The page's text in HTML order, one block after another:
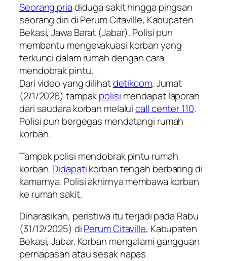
Seorang priadiduga sakit hingga pingsan
seorang diri di Perum Citaville, Kabupaten
Bekasi, Jawa Barat (Jabar). Polisi pun
membantu mengevakuasi korban yang
terkunci dalam rumah dengan cara
mendobrak pintu.
Dari video yang dilihatdetikcom, Jumat
(2/1/2026) tampakpolisi mendapat laporan
dari saudara korban melaluicall center 110.
Polisi pun bergegas mendatangi rumah
korban.
Tampak polisi mendobrak pintu rumah
korban. Didapatikorban tengah berbaring di
kamarnya. Polisi akhirnya membawa korban
ke rumah sakit.
Dinarasikan, peristiwa itu terjadi pada Rabu
(31/12/2025) diPerum Citaville, Kabupaten
Bekasi, Jabar. Korban mengalami gangguan
pernapasan atau sesak napas.